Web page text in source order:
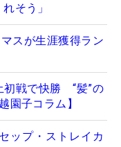
そう」
スが生涯獲得ラン
初戦で快勝 “髪”の
園子コラム】
ップ・ストレイカ